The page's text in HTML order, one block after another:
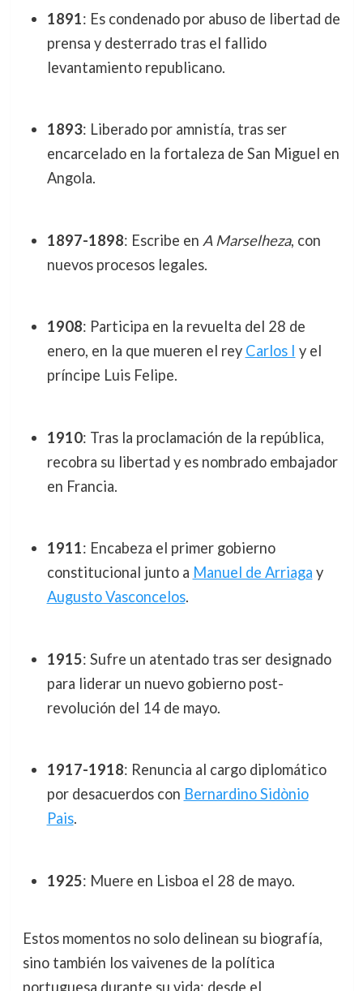
1891: Es condenado por abuso de libertad de
prensa y desterrado tras el fallido
levantamiento republicano.
1893: Liberado por amnistía, tras ser
encarcelado en la fortaleza de San Miguel en
Angola.
1897-1898: Escribe en A Marselheza, con
nuevos procesos legales.
1908: Participa en la revuelta del 28 de
enero, en la que mueren el rey Carlos I y el
príncipe Luis Felipe.
1910: Tras la proclamación de la república,
recobra su libertad y es nombrado embajador
en Francia.
1911: Encabeza el primer gobierno
constitucional junto a Manuel de Arriaga y
Augusto Vasconcelos.
1915: Sufre un atentado tras ser designado
para liderar un nuevo gobierno post-
revolución del 14 de mayo.
1917-1918: Renuncia al cargo diplomático
por desacuerdos con Bernardino Sidònio
Pais.
1925: Muere en Lisboa el 28 de mayo.
Estos momentos no solo delinean su biografía,
sino también los vaivenes de la política
portuguesa durante su vida: desde el